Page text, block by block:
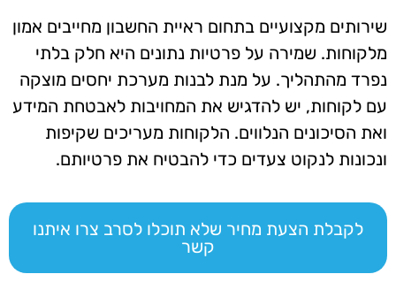
שירותים מקצועיים בתחום ראיית החשבון מחייבים אמון
מלקוחות. שמירה על פרטיות נתונים היא חלק בלתי
נפרד מהתהליך. על מנת לבנות מערכת יחסים מוצקה
עם לקוחות, יש להדגיש את המחויבות לאבטחת המידע
ואת הסיכונים הנלווים. הלקוחות מעריכים שקיפות
ונכונות לנקוט צעדים כדי להבטיח את פרטיותם.
לקבלת הצעת מחיר שלא תוכלו לסרב צרו איתנו
קשר